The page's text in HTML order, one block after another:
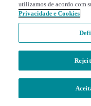
utilizamos de acordo com
Privacidade e Cookies